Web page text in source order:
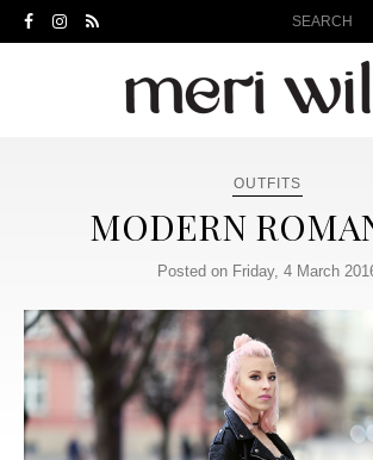
OUTFITS
MODERN
Posted on Friday, 4 March